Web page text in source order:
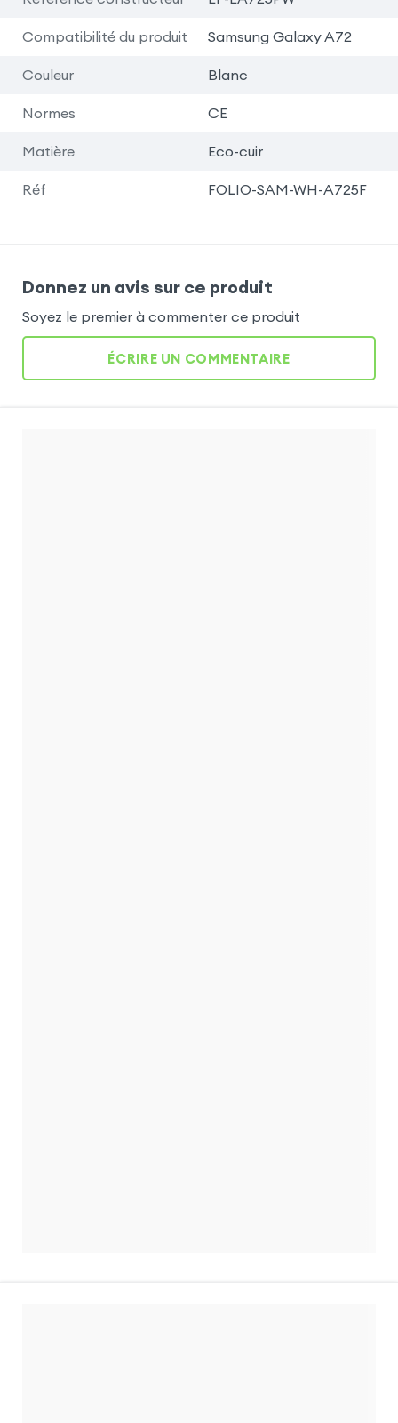
Compatibilité du produit Samsung Galaxy A72
Couleur Blanc
Normes CE
Matière Eco-cuir
Réf FOLIO-SAM-WH-A725F
Donnez un avis sur ce produit
Soyez le premier à commenter ce produit
ÉCRIRE UN COMMENTAIRE